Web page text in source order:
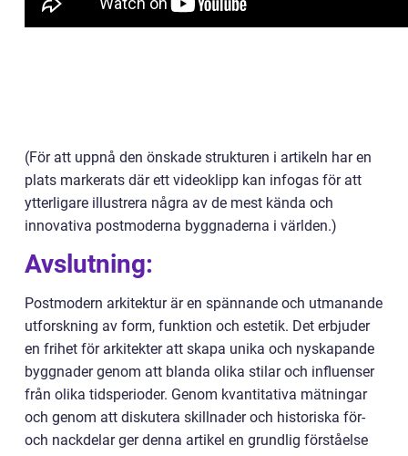
(För att uppnå den önskade strukturen i artikeln har en
plats markerats där ett videoklipp kan infogas för att
ytterligare illustrera några av de mest kända och
innovativa postmoderna byggnaderna i världen.)
Avslutning:
Postmodern arkitektur är en spännande och utmanande
utforskning av form, funktion och estetik. Det erbjuder
en frihet för arkitekter att skapa unika och nyskapande
byggnader genom att blanda olika stilar och influenser
från olika tidsperioder. Genom kvantitativa mätningar
och genom att diskutera skillnader och historiska för-
och nackdelar ger denna artikel en grundlig förståelse